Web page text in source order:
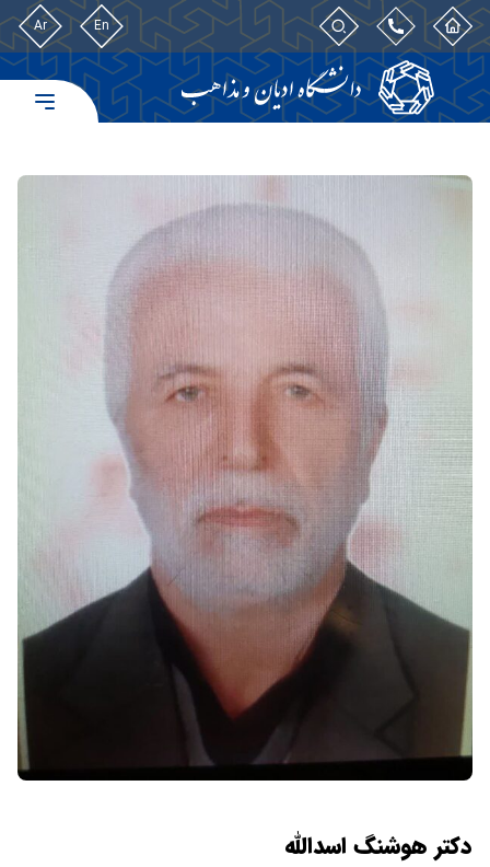
En
Ar
دکتر هوشنگ اسدالله